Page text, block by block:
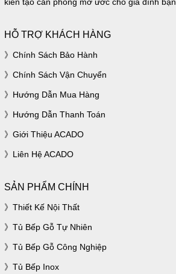
HỖ TRỢ KHÁCH HÀNG
Chính Sách Bảo Hành
Chính Sách Vận Chuyển
Hướng Dẫn Mua Hàng
Hướng Dẫn Thanh Toán
Giới Thiệu ACADO
Liên Hệ ACADO
SẢN PHẨM CHÍNH
Thiết Kế Nội Thất
Tủ Bếp Gỗ Tự Nhiên
Tủ Bếp Gỗ Công Nghiệp
Tủ Bếp Inox